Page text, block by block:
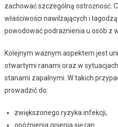
zachować szczególną ostrożność.
właściwości nawilżających i
powodować podrażnienia u osób z
Kolejnym ważnym aspektem jest
otwartymi ranami oraz w
stanami zapalnymi. W takich
prowadzić do:
zwiększonego ryzyka infekcji,
opóźnienia gojenia się ran.